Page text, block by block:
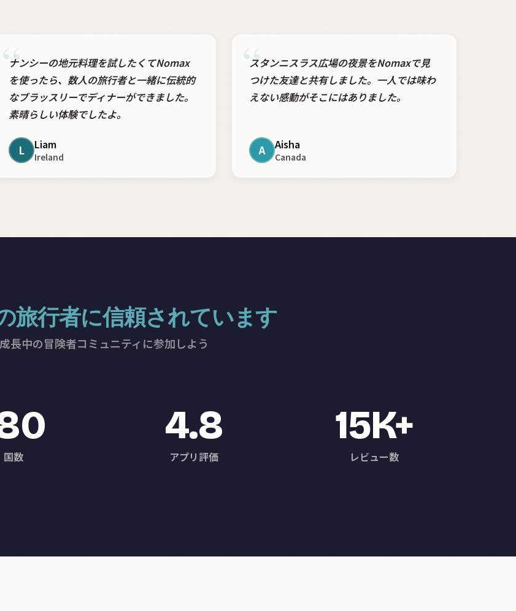
“
ナンシーの地元料理を試したくてNomax
を使ったら、数人の旅行者と一緒に伝統的
なブラッスリーでディナーができました。
素晴らしい体験でしたよ。
L Liam
Ireland
“
スタンニスラス広場の夜景をNomaxで見
つけた友達と共有しました。一人では味わ
えない感動がそこにはありました。
A Aisha
Canada
旅行者に信頼されています
成長中の冒険者コミュニティに参加しよう
国数
4.8
アプリ評価
15K+
レビュー数